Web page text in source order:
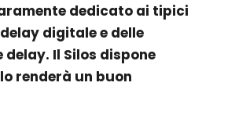
dedicato ai tipici
digitale e delle
Il Silos dispone
renderà un buon